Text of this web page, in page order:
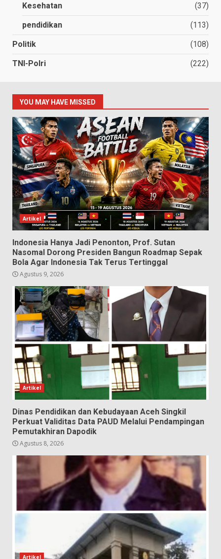
Kesehatan
(37)
pendidikan (113)
Politik (108)
TNI-Polri (222)
YOU MAY HAVE MISSED
Artikel
Indonesia Hanya Jadi Penonton, Prof. Sutan
Nasomal Dorong Presiden Bangun Roadmap Sepak
Bola Agar Indonesia Tak Terus Tertinggal
Agustus 9, 2026
Artikel
Dinas Pendidikan dan Kebudayaan Aceh Singkil
Perkuat Validitas Data PAUD Melalui Pendampingan
Pemutakhiran Dapodik
Agustus 8, 2026
Artikel